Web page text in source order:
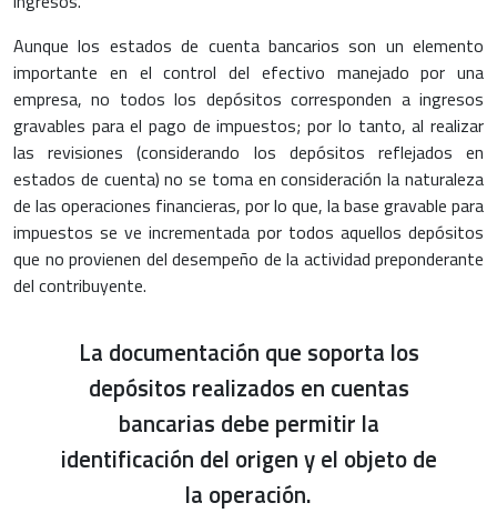
Aunque los estados de cuenta bancarios son un elemento
importante en el control del efectivo manejado por una
empresa, no todos los depósitos corresponden a ingresos
gravables para el pago de impuestos; por lo tanto, al realizar
las revisiones (considerando los depósitos reflejados en
estados de cuenta) no se toma en consideración la naturaleza
de las operaciones financieras, por lo que, la base gravable para
impuestos se ve incrementada por todos aquellos depósitos
que no provienen del desempeño de la actividad preponderante
del contribuyente.
La documentación que soporta los
depósitos realizados en cuentas
bancarias debe permitir la
identificación del origen y el objeto de
la operación.